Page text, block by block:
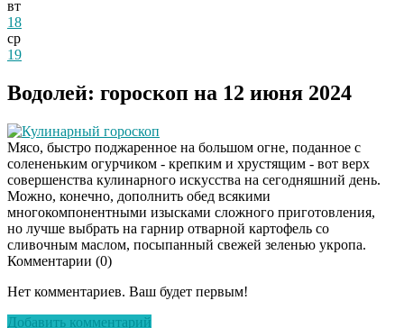
вт
18
ср
19
Водолей: гороскоп на 12 июня 2024
Кулинарный гороскоп
Мясо, быстро поджаренное на большом огне, поданное с
солененьким огурчиком - крепким и хрустящим - вот верх
совершенства кулинарного искусства на сегодняшний день.
Можно, конечно, дополнить обед всякими
многокомпонентными изысками сложного приготовления,
но лучше выбрать на гарнир отварной картофель со
сливочным маслом, посыпанный свежей зеленью укропа.
Комментарии (0)
Нет комментариев. Ваш будет первым!
Добавить комментарий
Даже самый
исчезнет с корнем,